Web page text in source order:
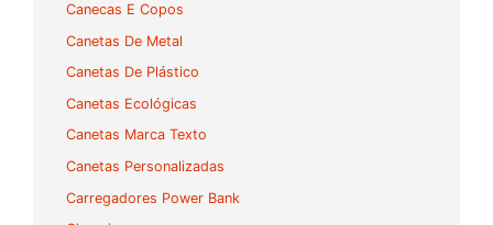
Canecas E Copos
Canetas De Metal
Canetas De Plástico
Canetas Ecológicas
Canetas Marca Texto
Canetas Personalizadas
Carregadores Power Bank